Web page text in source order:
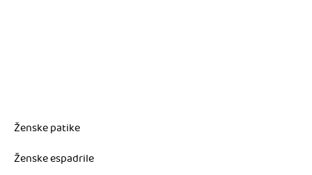
Ženske patike
Ženske espadrile